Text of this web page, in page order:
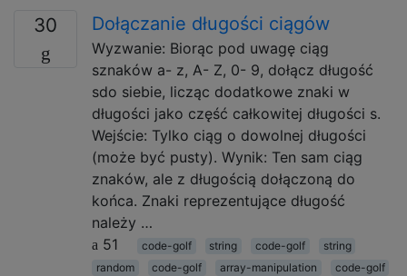
30 Dołączanie długości ciągów
Wyzwanie: Biorąc pod uwagę ciąg
sznaków a- z, A- Z, 0- 9, dołącz długość
sdo siebie, licząc dodatkowe znaki w
długości jako część całkowitej długości s.
Wejście: Tylko ciąg o dowolnej długości
(może być pusty). Wynik: Ten sam ciąg
znaków, ale z długością dołączoną do
końca. Znaki reprezentujące długość
należy …
51
code-golf string code-golf
string
random
code-golf array-manipulation
code-golf